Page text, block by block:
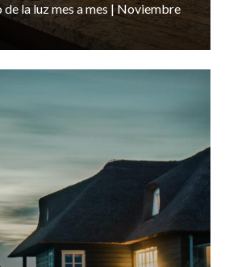
la luz mes a mes | Noviembre